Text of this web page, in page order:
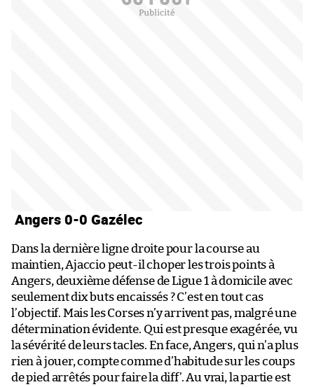
Angers 0-0 Gazélec
Dans la dernière ligne droite pour la course au
maintien, Ajaccio peut-il choper les trois points à
Angers, deuxième défense de Ligue 1 à domicile avec
seulement dix buts encaissés ? C’est en tout cas
l’objectif. Mais les Corses n’y arrivent pas, malgré une
détermination évidente. Qui est presque exagérée, vu
la sévérité de leurs tacles. En face, Angers, qui n’a plus
rien à jouer, compte comme d’habitude sur les coups
de pied arrêtés pour faire la diff’. Au vrai, la partie est